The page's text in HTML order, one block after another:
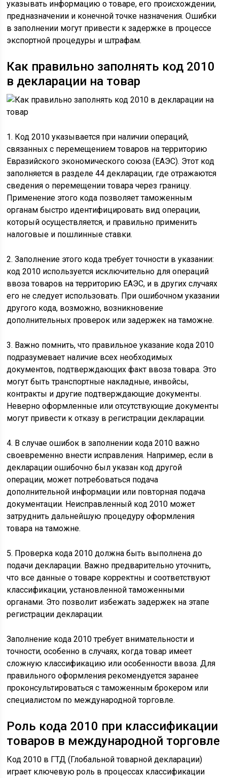
указывать информацию о товаре, его происхождении,
предназначении и конечной точке назначения. Ошибки
в заполнении могут привести к задержке в процессе
экспортной процедуры и штрафам.
Как правильно заполнять код 2010
в декларации на товар
1. Код 2010 указывается при наличии операций,
связанных с перемещением товаров на территорию
Евразийского экономического союза (ЕАЭС). Этот код
заполняется в разделе 44 декларации, где отражаются
сведения о перемещении товара через границу.
Применение этого кода позволяет таможенным
органам быстро идентифицировать вид операции,
который осуществляется, и правильно применить
налоговые и пошлинные ставки.
2. Заполнение этого кода требует точности в указании:
код 2010 используется исключительно для операций
ввоза товаров на территорию ЕАЭС, и в других случаях
его не следует использовать. При ошибочном указании
другого кода, возможно, возникновение
дополнительных проверок или задержек на таможне.
3. Важно помнить, что правильное указание кода 2010
подразумевает наличие всех необходимых
документов, подтверждающих факт ввоза товара. Это
могут быть транспортные накладные, инвойсы,
контракты и другие подтверждающие документы.
Неверно оформленные или отсутствующие документы
могут привести к отказу в регистрации декларации.
4. В случае ошибок в заполнении кода 2010 важно
своевременно внести исправления. Например, если в
декларации ошибочно был указан код другой
операции, может потребоваться подача
дополнительной информации или повторная подача
документации. Неисправленный код 2010 может
затруднить дальнейшую процедуру оформления
товара на таможне.
5. Проверка кода 2010 должна быть выполнена до
подачи декларации. Важно предварительно уточнить,
что все данные о товаре корректны и соответствуют
классификации, установленной таможенными
органами. Это позволит избежать задержек на этапе
регистрации декларации.
Заполнение кода 2010 требует внимательности и
точности, особенно в случаях, когда товар имеет
сложную классификацию или особенности ввоза. Для
правильного оформления рекомендуется заранее
проконсультироваться с таможенным брокером или
специалистом по международной торговле.
Роль кода 2010 при классификации
товаров в международной торговле
Код 2010 в ГТД (Глобальной товарной декларации)
играет ключевую роль в процессах классификации